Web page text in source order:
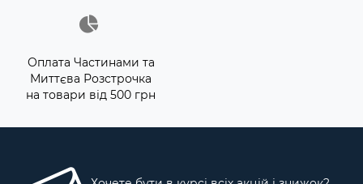
Оплата Частинами та
Миттєва Розстрочка
на товари від 500 грн